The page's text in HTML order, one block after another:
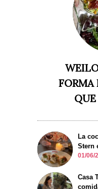
FORMA
La
Stern
01/06/
Casa